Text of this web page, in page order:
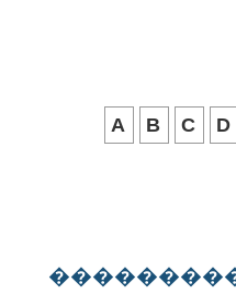
A B C D